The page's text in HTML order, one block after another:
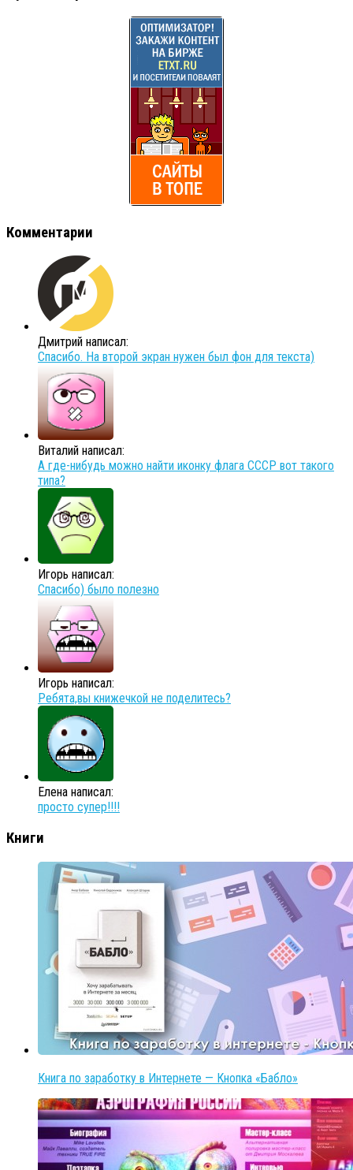
Комментарии
Дмитрий написал:
Спасибо. На второй экран нужен был фон для текста)
Виталий написал:
А где-нибудь можно найти иконку флага СССР вот такого
типа?
Игорь написал:
Спасибо) было полезно
Игорь написал:
Ребята,вы книжечкой не поделитесь?
Елена написал:
просто супер!!!!
Книги
Книга по заработку в Интернете — Кнопка «Бабло»